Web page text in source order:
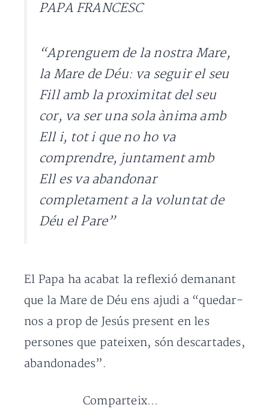
PAPA FRANCESC
“Aprenguem de la nostra Mare,
la Mare de Déu: va seguir el seu
Fill amb la proximitat del seu
cor, va ser una sola ànima amb
Ell i, tot i que no ho va
comprendre, juntament amb
Ell es va abandonar
completament a la voluntat de
Déu el Pare”
El Papa ha acabat la reflexió demanant
que la Mare de Déu ens ajudi a “quedar-
nos a prop de Jesús present en les
persones que pateixen, són descartades,
abandonades”.
Comparteix...